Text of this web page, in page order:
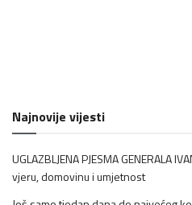
Najnovije vijesti
UGLAZBLJENA PJESMA GENERALA
vjeru, domovinu i umjetnost